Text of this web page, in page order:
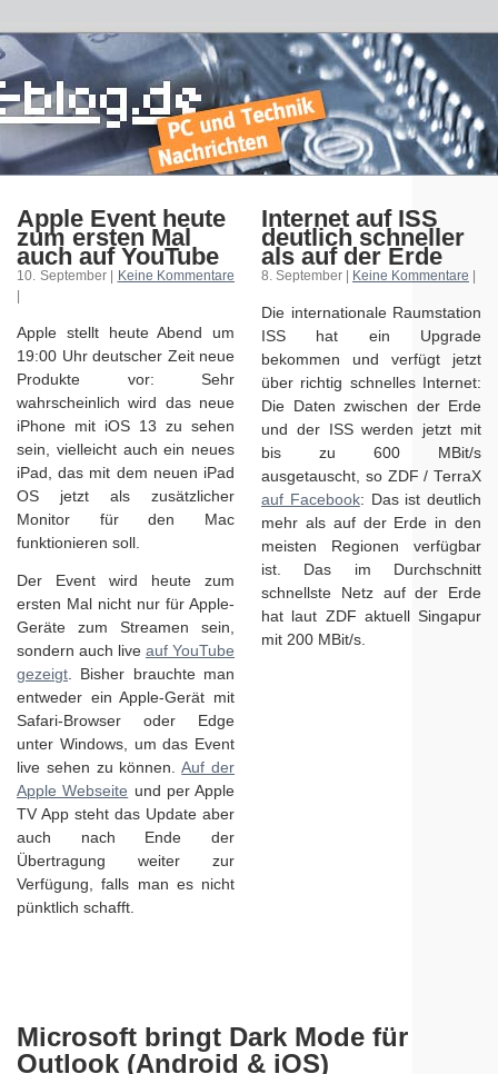
Apple Event heute
zum ersten Mal
auch auf YouTube
10. September |
Keine Kommentare
Apple stellt heute Abend um
19:00 Uhr deutscher Zeit neue
Produkte vor: Sehr
wahrscheinlich wird das neue
iPhone mit iOS 13 zu sehen
sein, vielleicht auch ein neues
iPad, das mit dem neuen iPad
OS jetzt als zusätzlicher
Monitor für den Mac
funktionieren soll.
Der Event wird heute zum
ersten Mal nicht nur für Apple-
Geräte zum Streamen sein,
sondern auch live auf YouTube
gezeigt. Bisher brauchte man
entweder ein Apple-Gerät mit
Safari-Browser oder Edge
unter Windows, um das Event
live sehen zu können.Auf der
Apple Webseite und per Apple
TV App steht das Update aber
auch nach Ende der
Übertragung weiter zur
Verfügung, falls man es nicht
pünktlich schafft.
Internet auf ISS
deutlich schneller
als auf der Erde
8. September | Keine Kommentare
Die internationale Raumstation
ISS hat ein Upgrade
bekommen und verfügt jetzt
über richtig schnelles Internet:
Die Daten zwischen der Erde
und der ISS werden jetzt mit
bis zu 600 MBit/s
ausgetauscht, so ZDF / TerraX
auf Facebook: Das ist deutlich
mehr als auf der Erde in den
meisten Regionen verfügbar
ist. Das im Durchschnitt
schnellste Netz auf der Erde
hat laut ZDF aktuell Singapur
mit 200 MBit/s.
Microsoft bringt Dark Mode für
Outlook (Android & iOS)